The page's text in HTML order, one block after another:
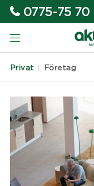
0775-75 70
Privat Företag